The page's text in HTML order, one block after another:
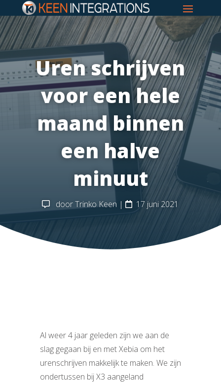
Uren schrijven
voor een hele
maand binnen
een halve
minuut
doorTrinko Keen | 17 juni 2021
Al weer 4 jaar geleden zijn we aan de
slag gegaan bij en met Xebia om het
urenschrijven makkelijk te maken. We zijn
ondertussen bij X3 aangeland